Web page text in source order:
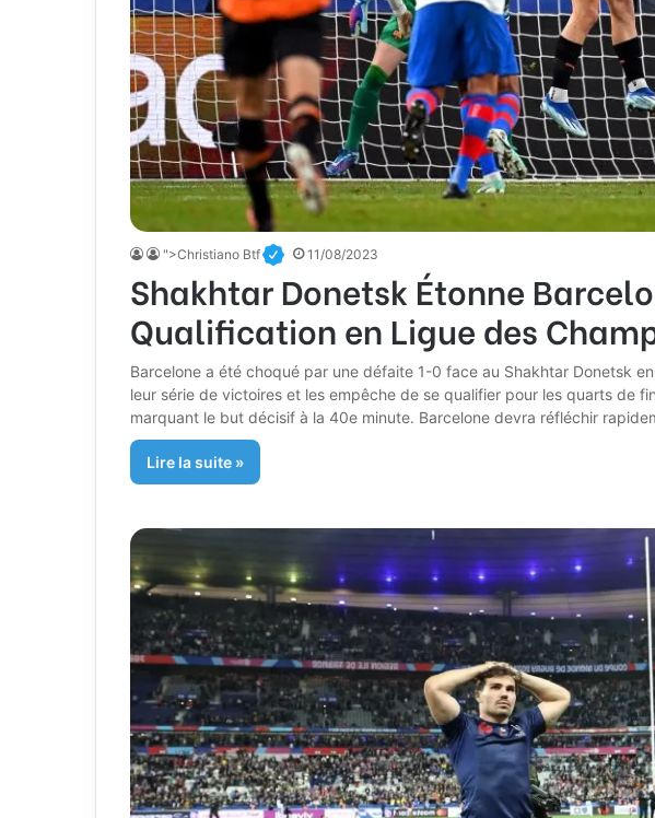
">Christiano Btf 11/08/2023
Shakhtar Donetsk Étonne
Qualification en Ligue des
Barcelone a été choqué par une défaite 1-0 face au Shakhtar Donetsk
leur série de victoires et les empêche de se qualifier pour les quarts de
marquant le but décisif à la 40e minute. Barcelone devra réfléchir
Lire la suite »